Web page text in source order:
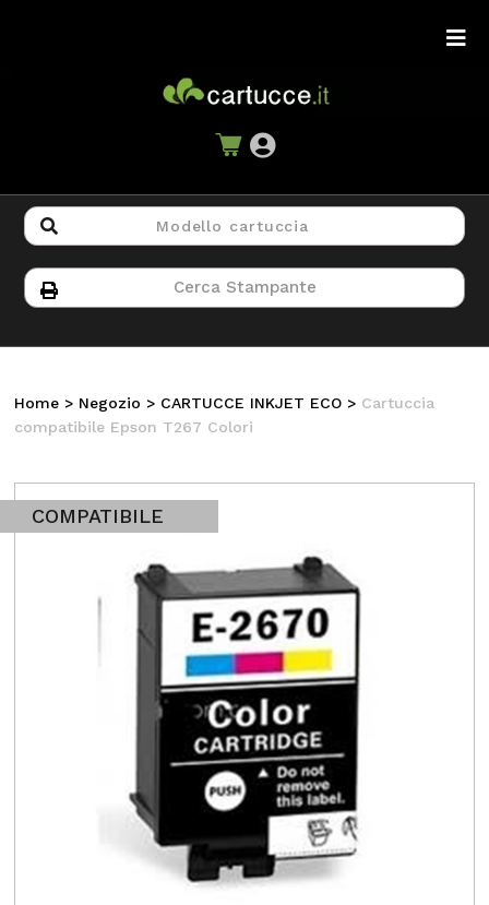
Home > Negozio > CARTUCCE INKJET ECO > Cartuccia
compatibile Epson T267 Colori
COMPATIBILE